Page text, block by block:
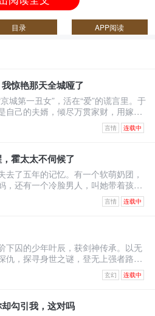
目录 APP阅读
惊艳那天全城哑了
城第一丑女”，活在“爱”的谎言里。于
自己的夫婿，倾尽万贯家财，用嫁妆
来的却是——他与绿茶表妹沆瀣一
侍卫的野种，最终被渣男一剑穿胸，
债血偿！渣男想吃绝户，与表妹双宿
撤资，让将军府只剩一具空壳！白莲
？她反手几巴掌，当众撕烂表妹虚伪
言情 连载中
霍太太不伺候了
去了五年的记忆。有一个软萌奶团，
，还有一个冷脸男人，叫她带着孩子
来她和自己继妹的未婚夫领了证，他
签了厚厚的不平等条约！林瑧直接掀
狗！”她不知道婚后的自己怎么成为
成草包嘲笑。五年里她拼命讨好老
白月光弟媳温栩，挣钱给她只求她离
言情 连载中
下囚的少年叶辰，获剑神传承。以无
仇，探寻身世之谜，登无上强者路！
灵武合一，无敌诸天！恢宏大世谁主
万古！
玄幻 连载中
勾引我，这对吗